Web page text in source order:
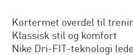
Kortermet overdel til
Klassisk stil og komfort
Nike Dri-FIT-teknologi